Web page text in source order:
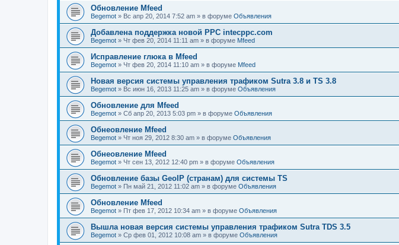
Обновление Mfeed
Begemot » Вс апр 20, 2014 7:52 am » в форуме Объявления
Добавлена поддержка новой PPC intecppc.com
Begemot » Чт фев 20, 2014 11:11 am » в форуме Mfeed
Исправление глюка в Mfeed
Begemot » Чт фев 20, 2014 11:10 am » в форуме Mfeed
Новая версия системы управления трафиком Sutra 3.8 и TS 3.8
Begemot » Вс июн 16, 2013 11:25 am » в форуме Объявления
Обновление для Mfeed
Begemot » Сб апр 20, 2013 5:03 pm » в форуме Объявления
Обнеовление Mfeed
Begemot » Чт ноя 29, 2012 8:30 am » в форуме Объявления
Обнеовление Mfeed
Begemot » Чт сен 13, 2012 12:40 pm » в форуме Объявления
Обновление базы GeoIP (странам) для системы TS
Begemot » Пн май 21, 2012 11:02 am » в форуме Объявления
Обновление Mfeed
Begemot » Пт фев 17, 2012 10:34 am » в форуме Объявления
Вышла новая версия системы управления трафиком Sutra TDS 3.5
Begemot » Ср фев 01, 2012 10:08 am » в форуме Объявления